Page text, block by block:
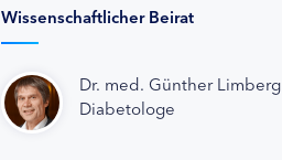
Wissenschaftlicher Beirat
Dr. med. Günther Limberg
Diabetologe